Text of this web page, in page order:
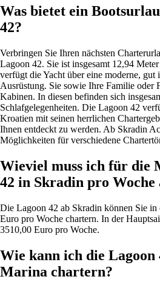
Was bietet ein
42?
Verbringen Sie Ihren nächsten
Lagoon 42. Sie ist insgesamt 12,94
verfügt die Yacht über eine moderne, gut
Ausrüstung. Sie sowie Ihre Familie oder
Kabinen. In diesen befinden sich
Schlafgelegenheiten. Die Lagoon 42
Kroatien mit seinen herrlichen
Ihnen entdeckt zu werden. Ab Skradin
Möglichkeiten für verschiedene
Wieviel muss ich für die
42 in Skradin pro Woche
Die Lagoon 42 ab Skradin können Sie in
Euro pro Woche chartern. In der
3510,00 Euro pro Woche.
Wie kann ich die Lagoon
Marina chartern?